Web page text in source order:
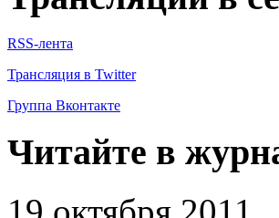
RSS-лента
Трансляция в Twitter
Группа Вконтакте
Читайте в